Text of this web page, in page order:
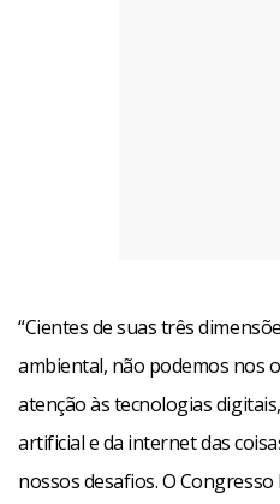
“Cientes de suas três
ambiental, não podemos nos
atenção às tecnologias
artificial e da internet das
nossos desafios. O